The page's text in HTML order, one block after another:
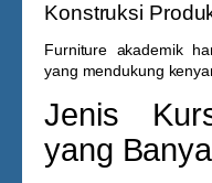
Konstruksi
Furniture akademik
yang mendukung
Jenis
yang